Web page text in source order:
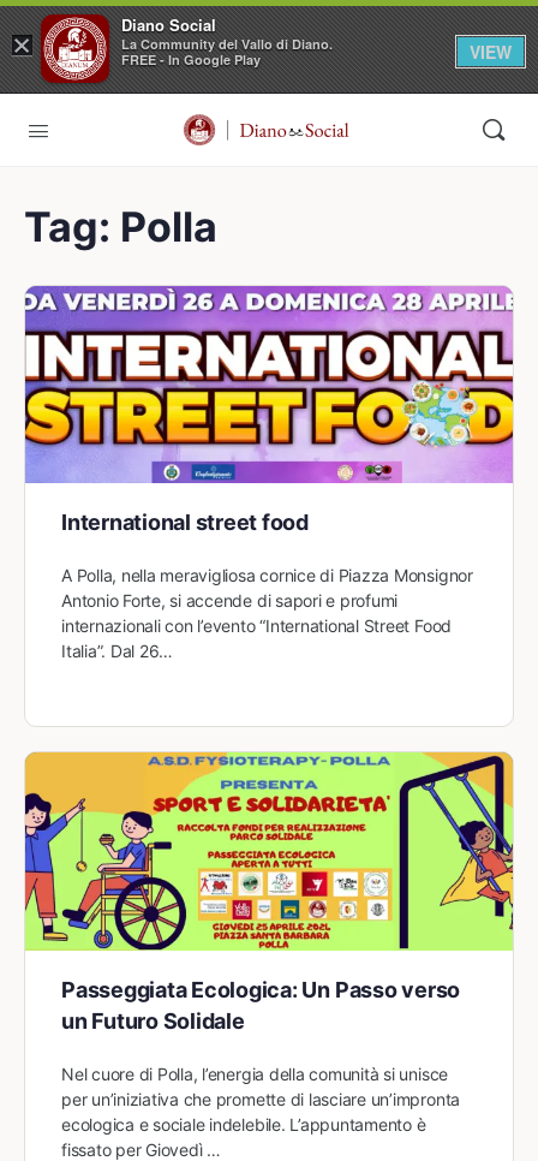
Tag: Polla
International street food
A Polla, nella meravigliosa cornice di Piazza Monsignor
Antonio Forte, si accende di sapori e profumi
internazionali con l’evento “International Street Food
Italia”. Dal 26…
Passeggiata Ecologica: Un Passo verso
un Futuro Solidale
Nel cuore di Polla, l’energia della comunità si unisce
per un’iniziativa che promette di lasciare un’impronta
ecologica e sociale indelebile. L’appuntamento è
fissato per Giovedì …
×
Diano Social
La Community del Vallo di Diano.
FREE - In Google Play
VIEW